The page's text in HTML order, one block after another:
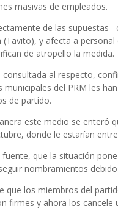
masivas de empleados.
de las supuestas
(Tavito), y afecta a
de atropello la medida.
al respecto,
municipales del PRM les
de partido.
este medio se enteró
donde le estarían
fuente, que la situación
nombramientos
que los miembros del
firmes y ahora los